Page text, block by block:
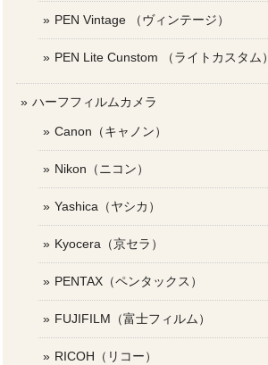
PEN Vintage （ヴィンテージ）
PEN Lite Cunstom （ライトカスタム）
ハーフフィルムカメラ
Canon（キャノン）
Nikon（ニコン）
Yashica（ヤシカ）
Kyocera（京セラ）
PENTAX（ペンタックス）
FUJIFILM（富士フィルム）
RICOH（リコー）